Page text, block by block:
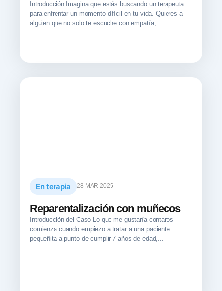
Introducción Imagina que estás buscando un terapeuta
para enfrentar un momento difícil en tu vida. Quieres a
alguien que no solo te escuche con empatía,...
En terapia 28 MAR 2025
Reparentalización con muñecos
Introducción del Caso Lo que me gustaría contaros
comienza cuando empiezo a tratar a una paciente
pequeñita a punto de cumplir 7 años de edad,...